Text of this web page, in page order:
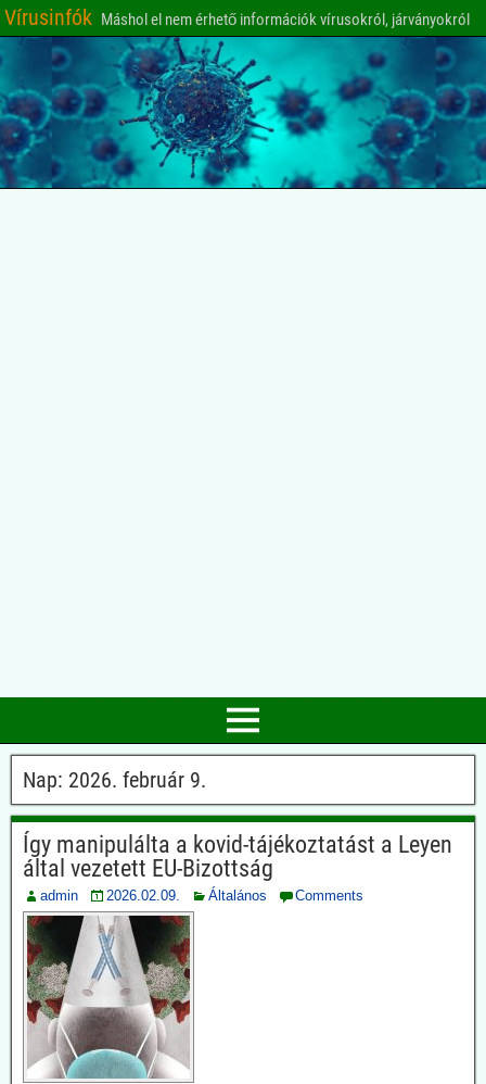
Vírusinfók Máshol el nem érhető információk vírusokról, járványokról
Nap: 2026. február 9.
Így manipulálta a kovid-tájékoztatást a Leyen
által vezetett EU-Bizottság
admin 2026.02.09. Általános Comments